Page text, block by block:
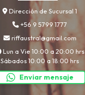
Dirección de Sucursal 1
+56 9 5799 1777
riffaustral@gmail.com
Lun a Vie 10:00 a 20:00 hrs
Sábados 10:00 a 18:00 hrs
Enviar mensaje